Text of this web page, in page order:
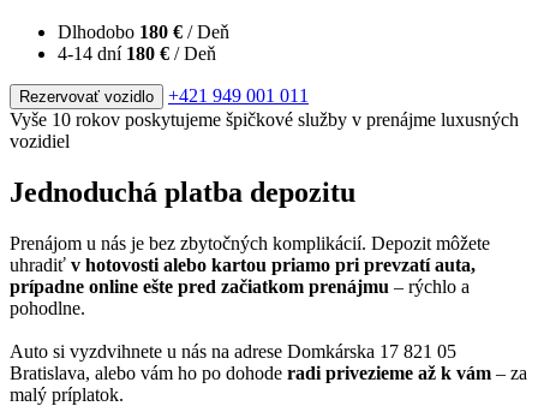
Dlhodobo 180 € / Deň
4-14 dní 180 € / Deň
Rezervovať vozidlo
+421 949 001 011
Vyše 10 rokov poskytujeme špičkové služby v prenájme luxusných
vozidiel
Jednoduchá platba depozitu
Prenájom u nás je bez zbytočných komplikácií. Depozit môžete
uhradiť v hotovosti alebo kartou priamo pri prevzatí auta,
prípadne online ešte pred začiatkom prenájmu – rýchlo a
pohodlne.
Auto si vyzdvihnete u nás na adrese Domkárska 17 821 05
Bratislava, alebo vám ho po dohode radi privezieme až k vám – za
malý príplatok.